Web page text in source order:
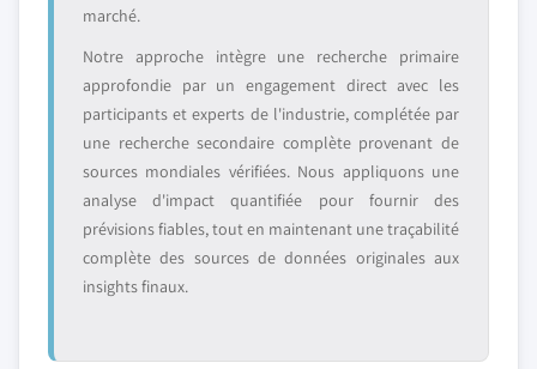
marché.
Notre approche intègre une recherche primaire
approfondie par un engagement direct avec les
participants et experts de l'industrie, complétée par
une recherche secondaire complète provenant de
sources mondiales vérifiées. Nous appliquons une
analyse d'impact quantifiée pour fournir des
prévisions fiables, tout en maintenant une traçabilité
complète des sources de données originales aux
insights finaux.